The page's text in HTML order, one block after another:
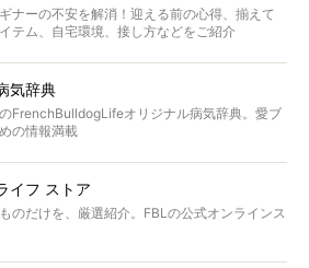
ナーの不安を解消！迎える前の心得、揃えて
テム、自宅環境、接し方などをご紹介
気辞典
FrenchBulldogLifeオリジナル病気辞典。愛ブ
の情報満載
イフ ストア
のだけを、厳選紹介。FBLの公式オンラインス